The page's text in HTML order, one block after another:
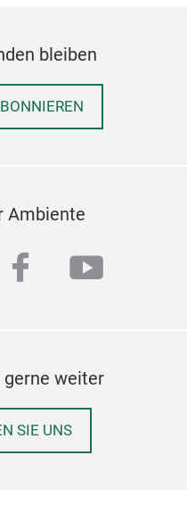
bleiben
Ambiente
facebook
gerne weiter
SIE UNS